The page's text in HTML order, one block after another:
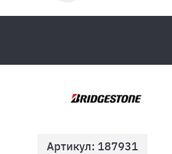
Артикул: 187931